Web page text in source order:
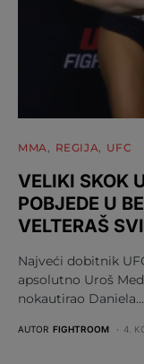
MMA REGIJA UFC
VELIKI SKOK
POBJEDE U
VELTERAŠ
Najveći dobitnik
apsolutno Uroš
nokautirao Daniela…
AUTOR FIGHTROOM 4.